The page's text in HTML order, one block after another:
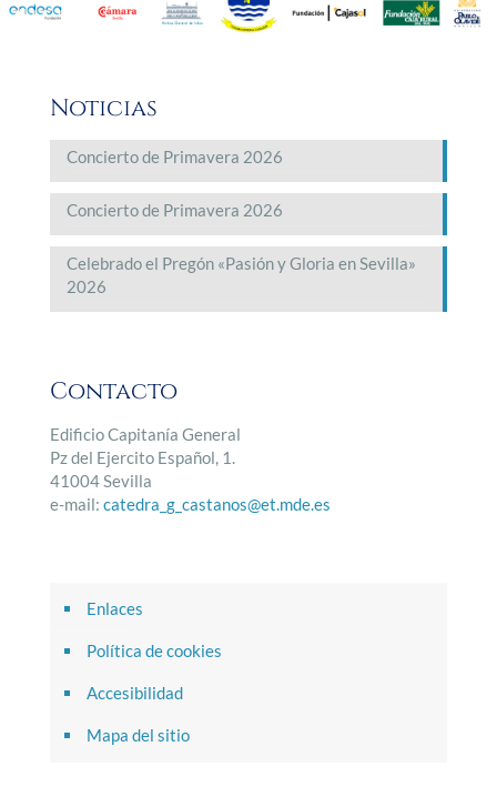
Noticias
Concierto de Primavera 2026
Concierto de Primavera 2026
Celebrado el Pregón «Pasión y Gloria en Sevilla»
2026
Contacto
Edificio Capitanía General
Pz del Ejercito Español, 1.
41004 Sevilla
e-mail: catedra_g_castanos@et.mde.es
Enlaces
Política de cookies
Accesibilidad
Mapa del sitio